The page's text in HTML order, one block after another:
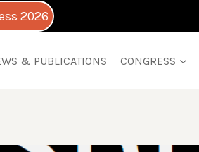
2026
& PUBLICATIONS CONGRESS